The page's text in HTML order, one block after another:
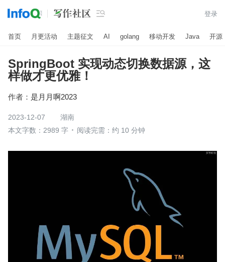
 登录
首页 月更活动 主题征文 AI golang 移动开发 Java 开源
SpringBoot 实现动态切换数据源，这
样做才更优雅！
作者： 是月月啊2023
2023-12-07
湖南
本文字数：2989 字
阅读完需：约 10 分钟